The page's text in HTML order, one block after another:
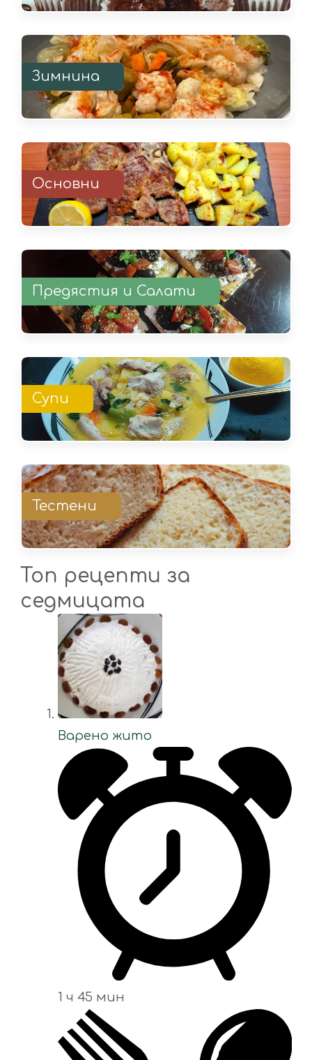
Зимнина
Основни
Предястия и Салати
Супи
Тестени
Топ рецепти за
седмицата
Варено жито
1 ч 45 мин